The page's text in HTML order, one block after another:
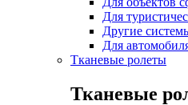
Для
Другие
Для
Тканевые ролеты
Тканевые